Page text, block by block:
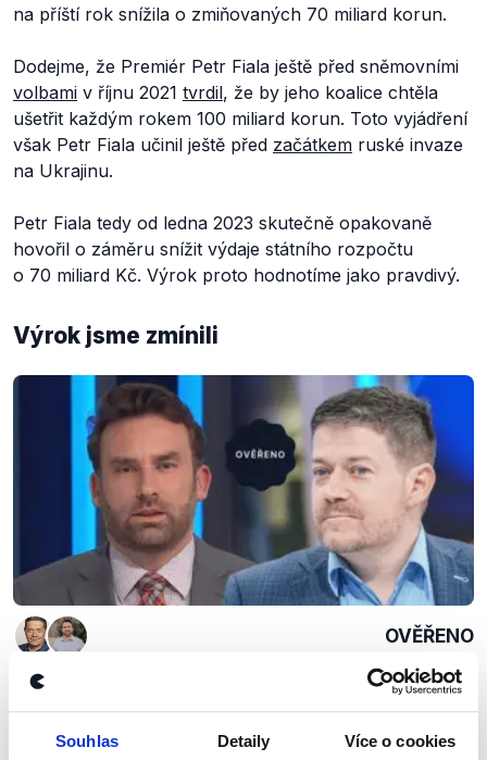
Souhlas Detaily Více o cookies
na příští rok snížila o zmiňovaných 70 miliard korun.
Dodejme, že Premiér Petr Fiala ještě před sněmovními
volbami v říjnu 2021 tvrdil, že by jeho koalice chtěla
ušetřit každým rokem 100 miliard korun. Toto vyjádření
však Petr Fiala učinil ještě před začátkem ruské invaze
na Ukrajinu.
Petr Fiala tedy od ledna 2023 skutečně opakovaně
hovořil o záměru snížit výdaje státního rozpočtu
o 70 miliard Kč. Výrok proto hodnotíme jako pravdivý.
Výrok jsme zmínili
OVĚŘENO
Od snížení růstu důchodů k reformě
27. března 2023
Poslanci Michael Kohajda (za KDU-ČSL) a Patrik